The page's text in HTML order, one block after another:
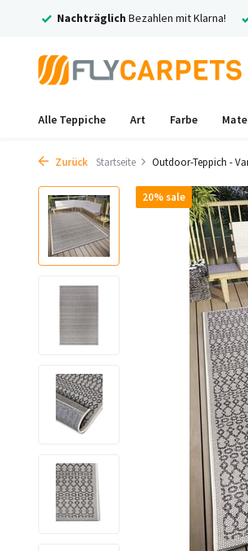
Nachträglich Bezahlen mit Klarna!
Alle Teppiche Art Farbe
Zurück Startseite Outdoor-Teppich -
20% sale